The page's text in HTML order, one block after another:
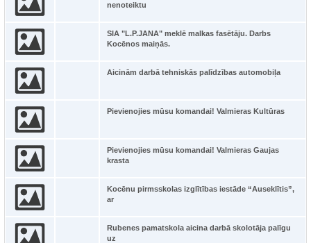
nenoteiktu
SIA "L.P.JANA" meklē malkas fasētāju. Darbs
Kocēnos maiņās.
Aicinām darbā tehniskās palīdzības automobiļa
Pievienojies mūsu komandai! Valmieras Kultūras
Pievienojies mūsu komandai! Valmieras Gaujas
krasta
Kocēnu pirmsskolas izglītības iestāde “Auseklītis”,
ar
Rubenes pamatskola aicina darbā skolotāja palīgu
uz